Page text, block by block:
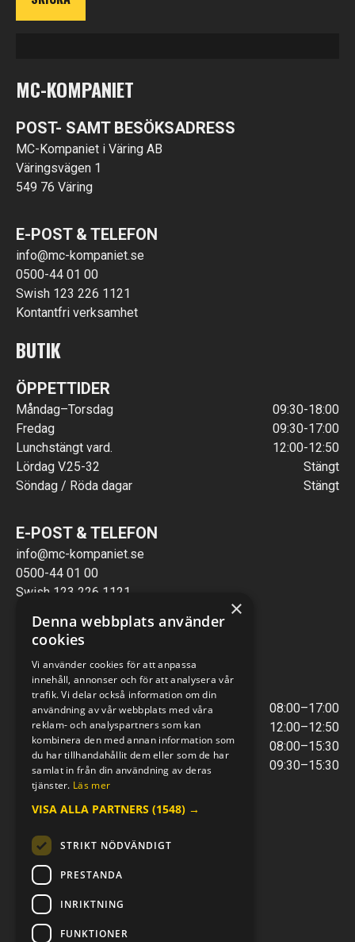
MC-KOMPANIET
POST- SAMT BESÖKSADRESS
MC-Kompaniet i Väring AB
Väringsvägen 1
549 76 Väring
E-POST & TELEFON
info@mc-kompaniet.se
0500-44 01 00
Swish 123 226 1121
Kontantfri verksamhet
BUTIK
ÖPPETTIDER
Måndag–Torsdag
09:30-18:00
Fredag
09:30-17:00
Lunchstängt vard.
12:00-12:50
Lördag V.25-32
Stängt
Söndag / Röda dagar
Stängt
E-POST & TELEFON
info@mc-kompaniet.se
0500-44 01 00
Swish 123 226 1121
VERKSTAD
ÖPPETTIDER
Måndag - Torsdag
08:00–17:00
Lunchstängt
12:00–12:50
Fredagar
08:00–15:30
Telefontider
09:30–15:30
E-POST & TELEFON
verkstaden@mc-kompaniet.se
0500-44 01 00
Swish 123 226 1121
Kontantfri verksamhet
FÖLJ OSS
×
Denna webbplats använder
cookies
Vi använder cookies för att anpassa
innehåll, annonser och för att analysera vår
trafik. Vi delar också information om din
användning av vår webbplats med våra
reklam- och analyspartners som kan
kombinera den med annan information som
du har tillhandahållit dem eller som de har
samlat in från din användning av deras
tjänster. Läs mer
VISA ALLA PARTNERS (1548) →
STRIKT NÖDVÄNDIGT
PRESTANDA
INRIKTNING
FUNKTIONER